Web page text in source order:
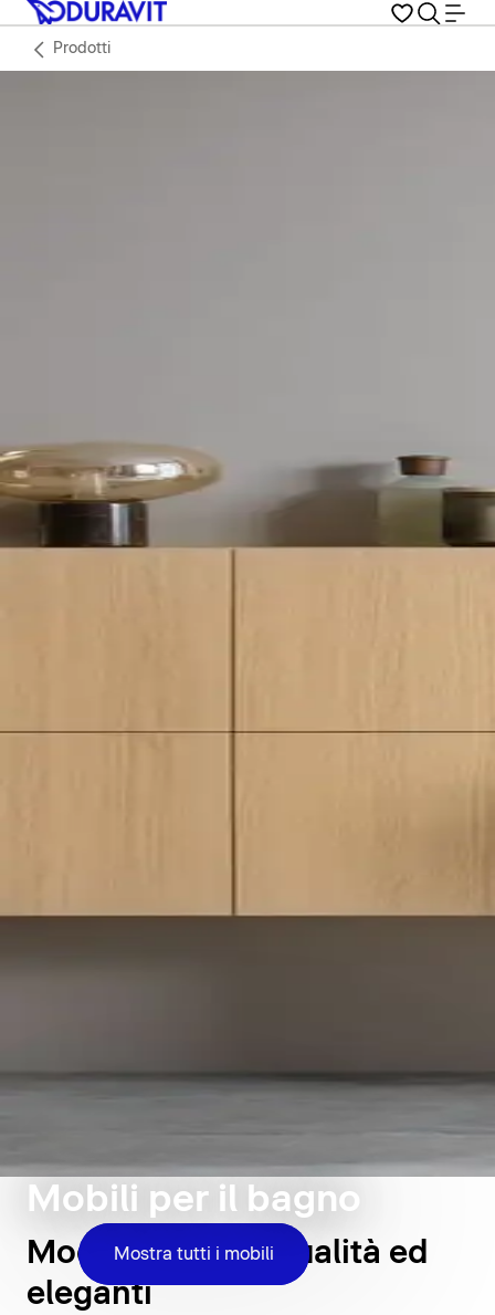
Prodotti
Mobili per il bagno
Mostra tutti i mobili
Moderni, di alta qualità ed
eleganti